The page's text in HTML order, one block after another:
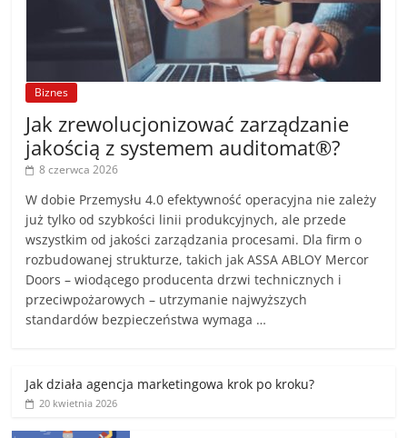
Biznes
Jak zrewolucjonizować zarządzanie
jakością z systemem auditomat®?
8 czerwca 2026
W dobie Przemysłu 4.0 efektywność operacyjna nie zależy
już tylko od szybkości linii produkcyjnych, ale przede
wszystkim od jakości zarządzania procesami. Dla firm o
rozbudowanej strukturze, takich jak ASSA ABLOY Mercor
Doors – wiodącego producenta drzwi technicznych i
przeciwpożarowych – utrzymanie najwyższych
standardów bezpieczeństwa wymaga …
Jak działa agencja marketingowa krok po kroku?
20 kwietnia 2026